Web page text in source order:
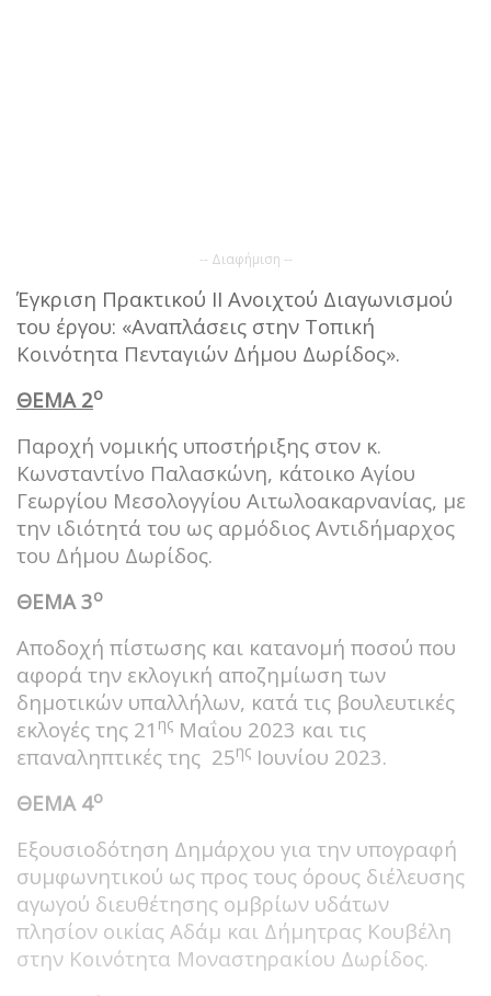
-- Διαφήμιση --
Έγκριση Πρακτικού II Ανοιχτού Διαγωνισμού
του έργου: «Αναπλάσεις στην Τοπική
Κοινότητα Πενταγιών Δήμου Δωρίδος».
ΘΕΜΑ 2ο
Παροχή νομικής υποστήριξης στον κ.
Κωνσταντίνο Παλασκώνη, κάτοικο Αγίου
Γεωργίου Μεσολογγίου Αιτωλοακαρνανίας, με
την ιδιότητά του ως αρμόδιος Αντιδήμαρχος
του Δήμου Δωρίδος.
ΘΕΜΑ 3ο
Αποδοχή πίστωσης και κατανομή ποσού που
αφορά την εκλογική αποζημίωση των
δημοτικών υπαλλήλων, κατά τις βουλευτικές
εκλογές της 21 ης Μαΐου 2023 και τις
επαναληπτικές της 25ης Ιουνίου 2023.
ΘΕΜΑ 4ο
Εξουσιοδότηση Δημάρχου για την υπογραφή
συμφωνητικού ως προς τους όρους διέλευσης
αγωγού διευθέτησης ομβρίων υδάτων
πλησίον οικίας Αδάμ και Δήμητρας Κουβέλη
στην Κοινότητα Μοναστηρακίου Δωρίδος.